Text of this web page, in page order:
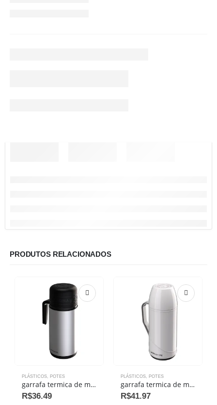
PRODUTOS RELACIONADOS
PLÁSTICOS, POTES
garrafa termica de mesa roma 1,0l vermelha eco
R$36.49
PLÁSTICOS, POTES
garrafa termica de mesa roma 1,0l branca eco
R$41.97